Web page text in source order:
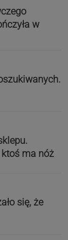
w
ktoś ma nóż
się, że